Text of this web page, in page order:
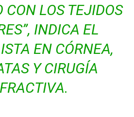
CON LOS TEJIDOS
INDICA EL
EN CÓRNEA,
Y CIRUGÍA